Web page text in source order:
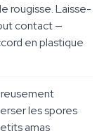
rougisse. Laisse-
contact —
en plastique
les spores
amas